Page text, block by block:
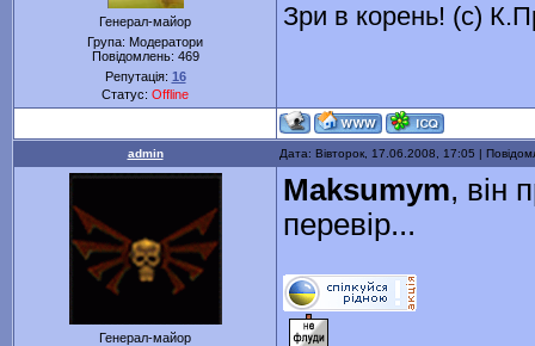
Генерал-майор
Група: Модератори
Повідомлень: 469
Репутація: 16
Статус: Offline
Зри в корень! (с)
admin Дата: Вівторок, 17.06.2008, 17:05 |
Генерал-майор
Maksumym, він
перевір...